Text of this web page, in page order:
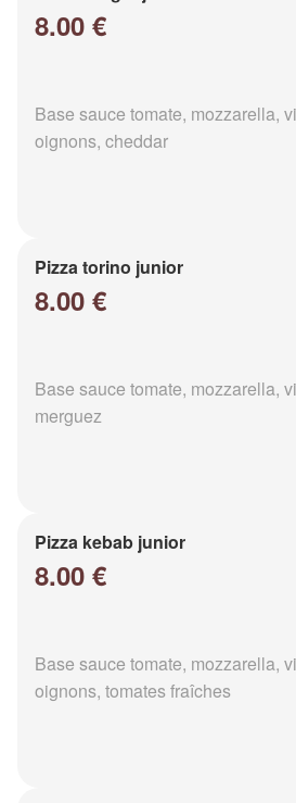
8.00 €
Base sauce tomate, mozzarella,
oignons, cheddar
Pizza torino junior
8.00 €
Base sauce tomate, mozzarella,
merguez
Pizza kebab junior
8.00 €
Base sauce tomate, mozzarella,
oignons, tomates fraîches